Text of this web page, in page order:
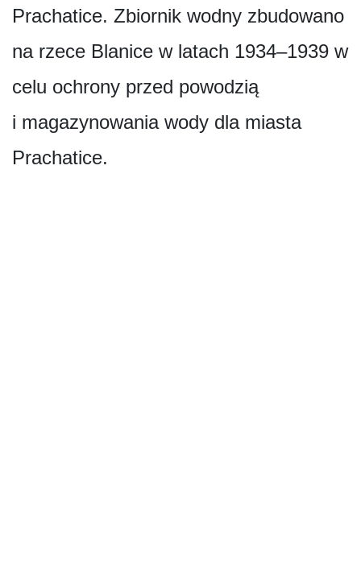
Prachatice. Zbiornik wodny zbudowano
na rzece Blanice w latach 1934–1939 w
celu ochrony przed powodzią
i magazynowania wody dla miasta
Prachatice.